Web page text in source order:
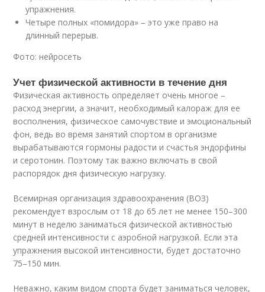
упражнения.
Четыре полных «помидора» – это уже право на
длинный перерыв.
Фото: нейросеть
Учет физической активности в течение дня
Физическая активность определяет очень многое –
расход энергии, а значит, необходимый калораж для ее
восполнения, физическое самочувствие и эмоциональный
фон, ведь во время занятий спортом в организме
вырабатываются гормоны радости и счастья эндорфины
и серотонин. Поэтому так важно включать в свой
распорядок дня физическую нагрузку.
Всемирная организация здравоохранения (ВОЗ)
рекомендует взрослым от 18 до 65 лет не менее 150–300
минут в неделю заниматься физической активностью
средней интенсивности с аэробной нагрузкой. Если эта
упражнения высокой интенсивности, будет достаточно
75–150 мин.
Неважно, каким видом спорта будет заниматься человек,